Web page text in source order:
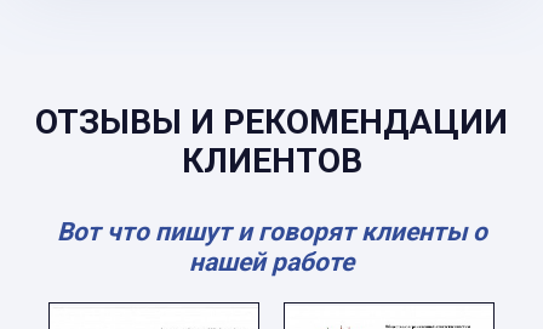
ОТЗЫВЫ И РЕКОМЕНДАЦИИ
КЛИЕНТОВ
Вот что пишут и говорят клиенты о
нашей работе